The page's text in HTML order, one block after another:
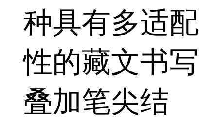
种具有多适配
性的藏文书写
叠加笔尖结